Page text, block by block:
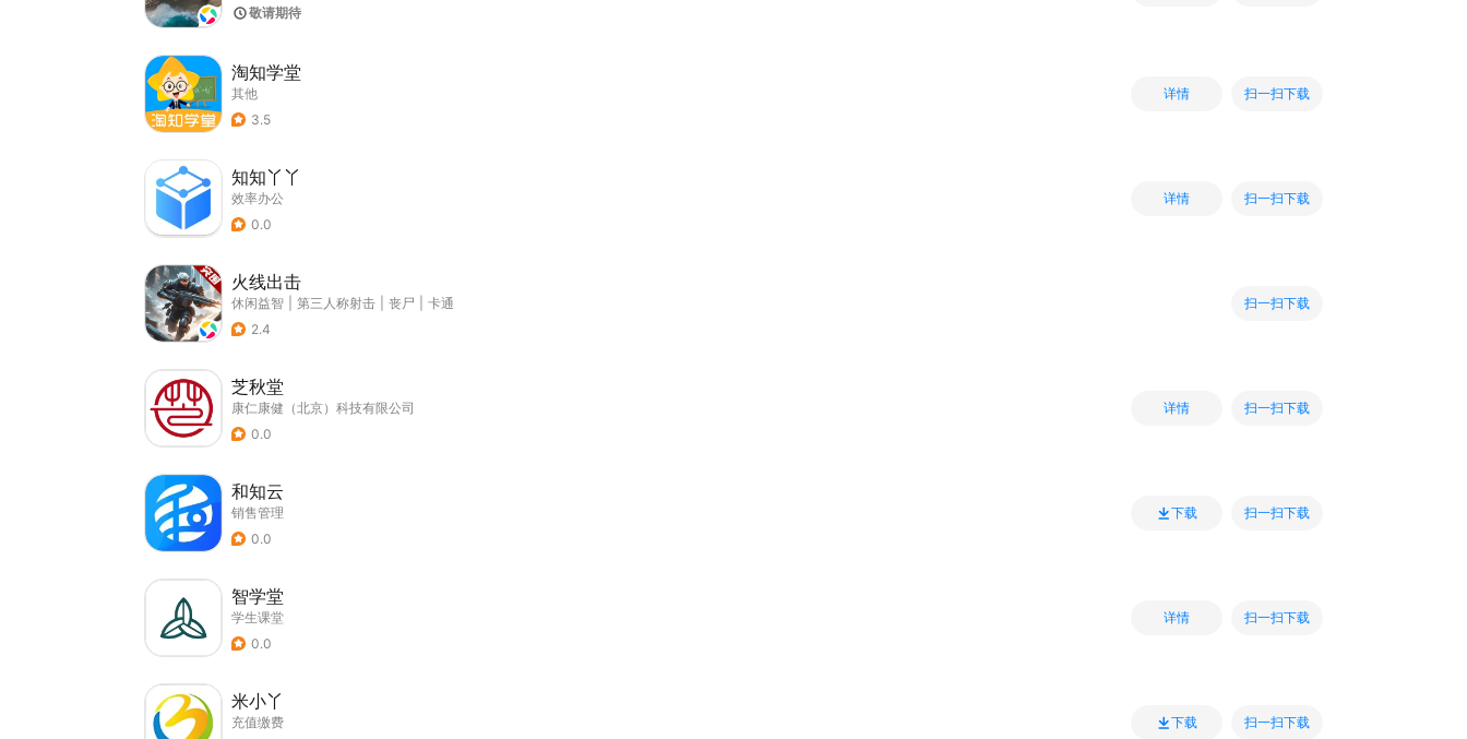
敬请期待
淘知学堂
其他
3.5
详情 扫一扫下载
知知丫丫
效率办公
0.0
详情 扫一扫下载
火线出击
休闲益智 第三人称射击 丧尸
卡通
2.4
扫一扫下载
芝秋堂
康仁康健（北京）科技有限公司
0.0
详情 扫一扫下载
和知云
销售管理
0.0
下载 扫一扫下载
智学堂
学生课堂
0.0
详情 扫一扫下载
米小丫
充值缴费
下载 扫一扫下载